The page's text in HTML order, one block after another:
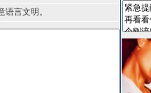
言文明。